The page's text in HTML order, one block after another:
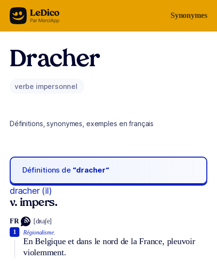
Aller au contenu Synonymes
Dracher
verbe impersonnel
Définitions, synonymes, exemples en français
Définitions de “dracher“
dracher (il)
v. impers.
FR [dʀaʃe]
Régionalisme.
En Belgique et dans le nord de la France, pleuvoir
violemment.
1